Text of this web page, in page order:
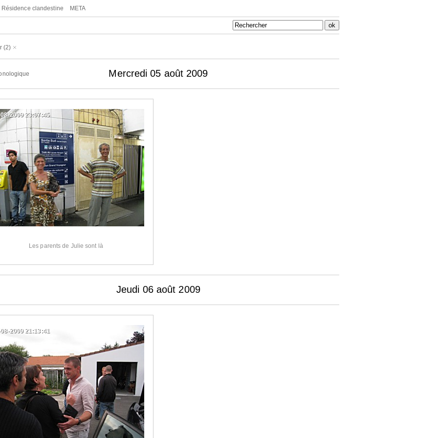
Résidence clandestine META
(2)
Mercredi 05 août 2009
Les parents de Julie sont là
2009 23:07:45
Jeudi 06 août 2009
2009 21:13:41